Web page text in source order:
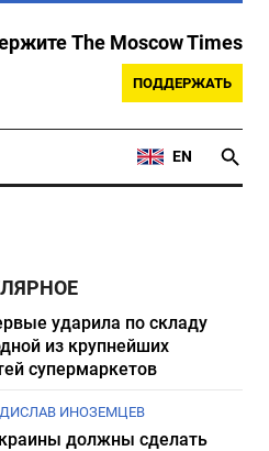
The Moscow Times
ПОДДЕРЖАТЬ
EN
ударила по складу
из крупнейших
супермаркетов
ИНОЗЕМЦЕВ
должны сделать